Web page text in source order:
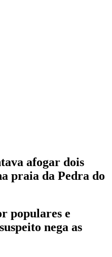
afogar dois
praia da Pedra do
populares e
nega as